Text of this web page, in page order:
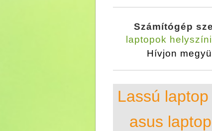
Számítógép
laptopok
Hívjon
Lassú
asus